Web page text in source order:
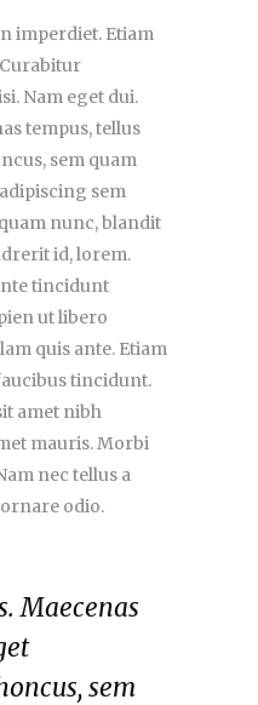
imperdiet. Etiam
Nam eget dui.
tempus, tellus
sem quam
sem
nunc, blandit
id, lorem.
tincidunt
ut libero
quis ante. Etiam
tincidunt.
amet nibh
mauris. Morbi
nec tellus a
odio.
Maecenas
sem